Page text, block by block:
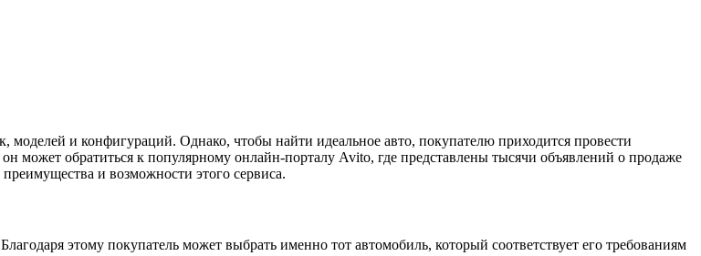
и конфигураций. Однако, чтобы найти идеальное авто, покупателю приходится провести
может обратиться к популярному онлайн-порталу Avito, где представлены тысячи объявлений о продаже
и возможности этого сервиса.
этому покупатель может выбрать именно тот автомобиль, который соответствует его требованиям